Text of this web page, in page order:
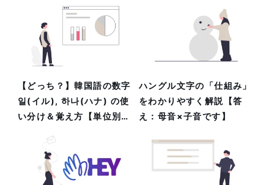
【どっち？】韓国語の数字
일(イル), 하나(ハナ) の使
い分け＆覚え方【単位別／
ハングル文字の「仕組み」
をわかりやすく解説【答
え：母音×子音です】